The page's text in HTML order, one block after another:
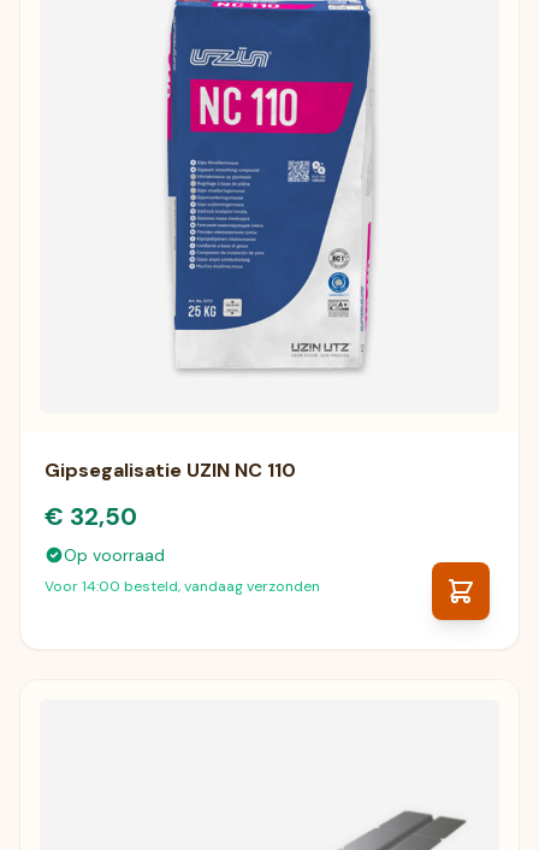
Gipsegalisatie UZIN NC 110
€ 32,50
Op voorraad
Voor 14:00 besteld, vandaag verzonden